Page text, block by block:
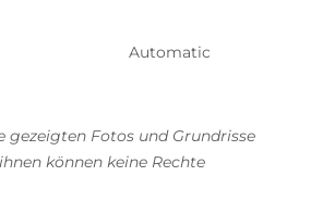
Automatic
gezeigten Fotos und Grundrisse
können keine Rechte